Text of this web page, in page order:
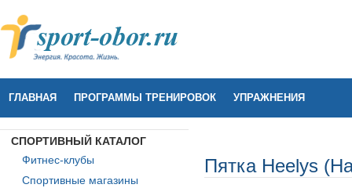
ГЛАВНАЯ ПРОГРАММЫ ТРЕНИРОВОК УПРАЖНЕНИЯ
СПОРТИВНЫЙ КАТАЛОГ
Фитнес-клубы
Спортивные магазины
Пятка Heelys